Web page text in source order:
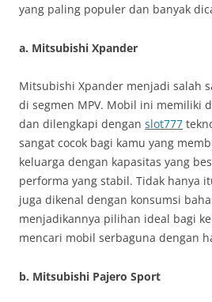
yang paling populer dan banyak
a. Mitsubishi Xpander
Mitsubishi Xpander menjadi salah
di segmen MPV. Mobil ini memiliki
dan dilengkapi dengan slot777
sangat cocok bagi kamu yang
keluarga dengan kapasitas yang
performa yang stabil. Tidak hanya
juga dikenal dengan konsumsi
menjadikannya pilihan ideal bagi
mencari mobil serbaguna dengan
b. Mitsubishi Pajero Sport